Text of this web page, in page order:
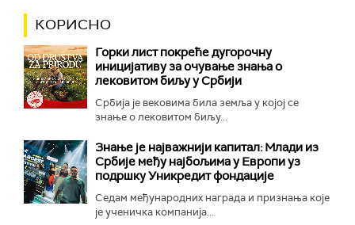
КОРИСНО
Горки лист покреће дугорочну
иницијативу за очување знања о
лековитом биљу у Србији
Србија је вековима била земља у којој се
знање о лековитом биљу...
Знање је најважнији капитал: Млади из
Србије међу најбољима у Европи уз
подршку Уникредит фондације
Седам међународних награда и признања које
је ученичка компанија...